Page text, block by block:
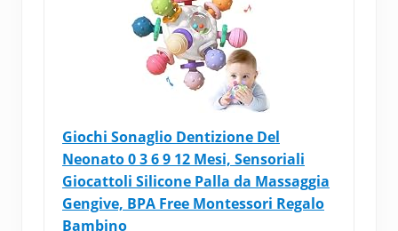
Giochi Sonaglio Dentizione Del
Neonato 0 3 6 9 12 Mesi, Sensoriali
Giocattoli Silicone Palla da Massaggia
Gengive, BPA Free Montessori Regalo
Bambino